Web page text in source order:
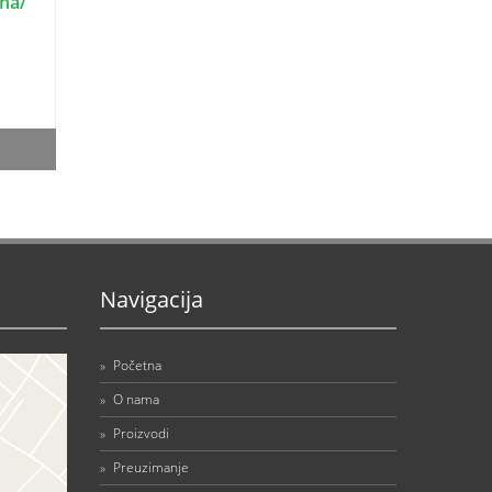
Navigacija
» Početna
» O nama
» Proizvodi
» Preuzimanje